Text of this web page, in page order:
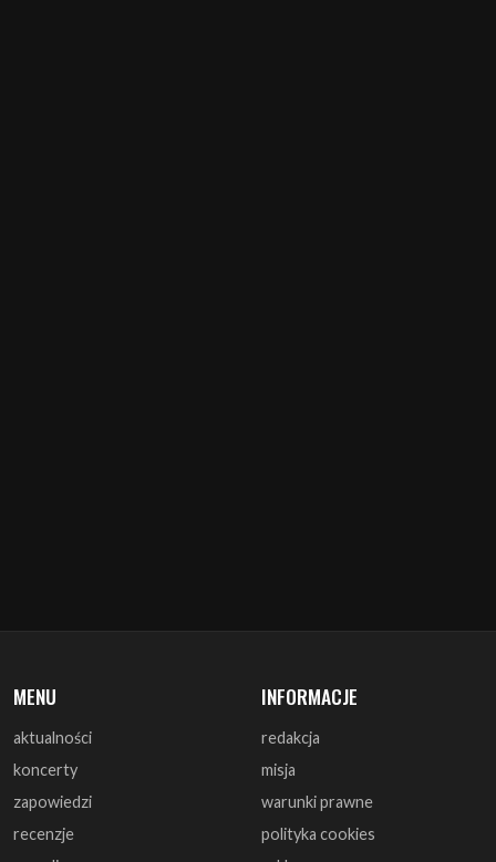
aktualności
zapowiedzi
recenzje
zagrali
monografie
artykuły
redakcja
warunki prawne
polityka cookies
reklama
współpraca
kontakt